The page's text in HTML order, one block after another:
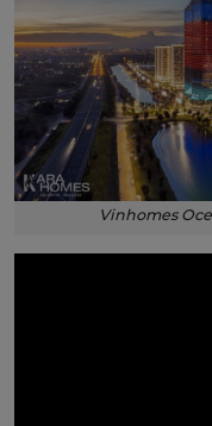
Vinhomes